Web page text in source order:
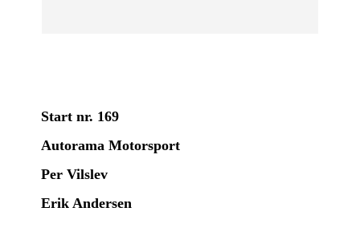
Start nr. 169
Autorama Motorsport
Per Vilslev
Erik Andersen